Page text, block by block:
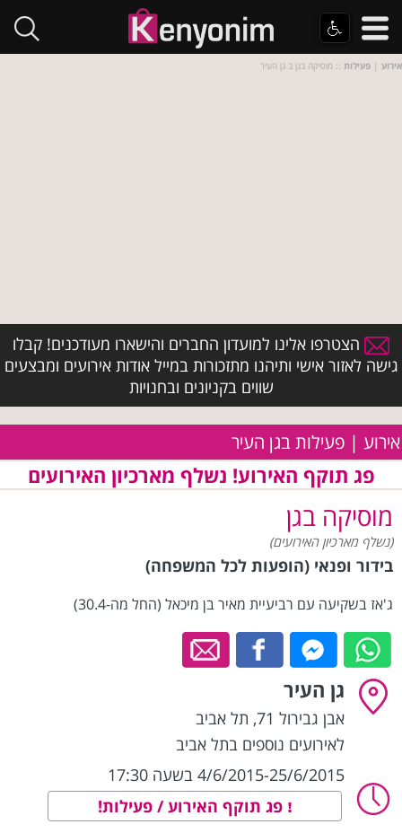
אירוע | פעילות :: מוסיקה בגן ב גן העיר
הצטרפו אלינו למועדון החברים והישארו מעודכנים! קבלו
גישה לאזור אישי ותיהנו מתזכורות במייל אודות אירועים ומבצעים
שווים בקניונים ובחנויות
אירוע | פעילות בגן העיר
פג תוקף האירוע! נשלף מארכיון האירועים
מוסיקה בגן
(נשלף מארכיון האירועים)
בידור ופנאי (הופעות לכל המשפחה)
ג'אז בשקיעה עם רביעיית מאיר בן מיכאל (החל מה-30.4)
גן העיר
אבן גבירול 71 , תל אביב
לאירועים נוספים בתל אביב
4/6/2015-25/6/2015 בשעה 17:30
פג תוקף האירוע / פעילות!